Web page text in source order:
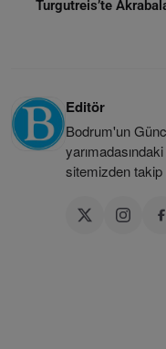
Turgutreis’te
Editör
Bodrum'un
sitemizden takip